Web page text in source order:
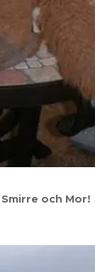
och Mor!